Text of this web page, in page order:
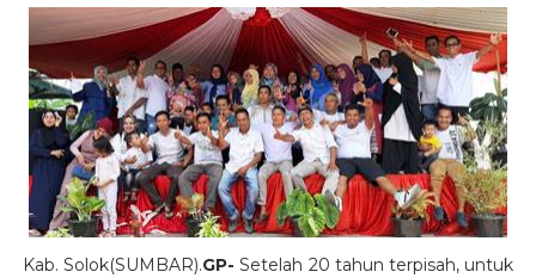
Kab. Solok(SUMBAR).GP- Setelah 20 tahun terpisah, untuk